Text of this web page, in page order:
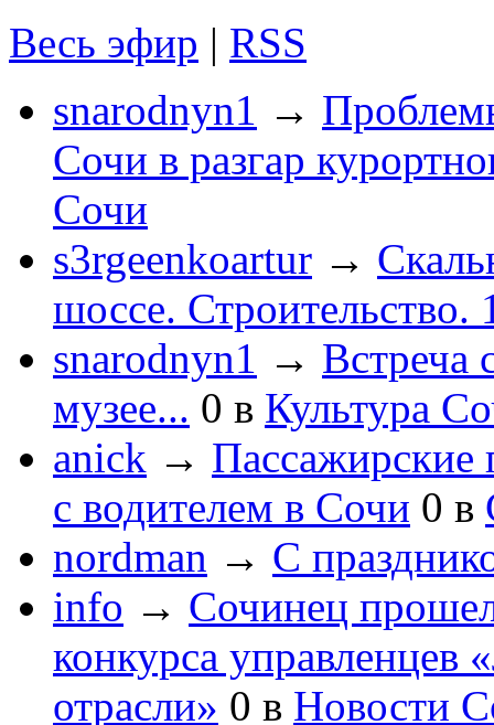
Весь эфир | RSS
snarodnyn1 →
Сочи в разгар
Сочи
s3rgeenkoartur →
шоссе. Строительство.
snarodnyn1 → Встреча
музее... 0 в Культура
anick → Пассажирские
с водителем в Сочи 0 в
nordman → С
info → Сочинец
конкурса управленцев
отрасли» 0 в Новости